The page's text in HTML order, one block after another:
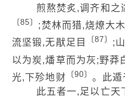
煎熬焚炙,调齐和之适
〔85〕 ;焚林而猎,烧燎大
流坚锻,无猒足目
〔87〕 ;
以为炭,燔草而为灰;野莽
光,下殄地财 〔90〕 。此遁
此五者一,足以亡天